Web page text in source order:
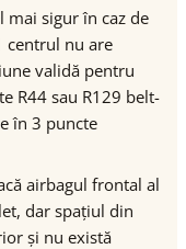
sigur în caz de
centrul nu are
validă pentru
R44 sau R129 belt-
în 3 puncte
airbagul frontal al
dar spațiul din
și nu există